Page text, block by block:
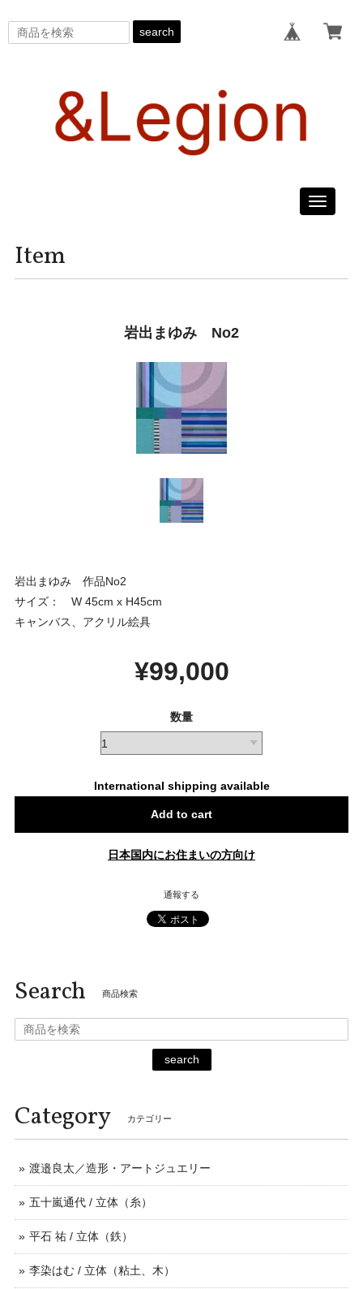
search
Toggle
Item
岩出まゆみ No2
岩出まゆみ 作品No2
サイズ： W 45cm x H45cm
キャンバス、アクリル絵具
¥99,000
数量
International shipping available
Add to cart
日本国内にお住まいの方向け
通報する
Search 商品検索
search
Category カテゴリー
渡邉良太／造形・アートジュエリー
五十嵐通代 / 立体（糸）
平石 祐 / 立体（鉄）
李染はむ / 立体（粘土、木）